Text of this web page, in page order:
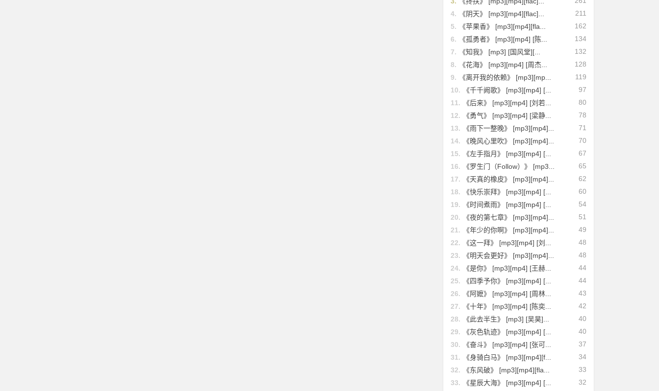
211
4.
《阴天》 [mp3][mp4][flac]...
162
5.
《苹果香》 [mp3][mp4][fla...
134
6.
《孤勇者》 [mp3][mp4] [陈...
132
7.
《知我》 [mp3] [国风堂][...
128
8.
《花海》 [mp3][mp4] [周杰...
119
9.
《离开我的依赖》 [mp3][mp...
97
10.
《千千阙歌》 [mp3][mp4] [...
80
11.
《后来》 [mp3][mp4] [刘若...
78
12.
《勇气》 [mp3][mp4] [梁静...
71
13.
《雨下一整晚》 [mp3][mp4]...
70
14.
《晚风心里吹》 [mp3][mp4]...
67
15.
《左手指月》 [mp3][mp4] [...
65
16.
《罗生门（Follow）》 [mp3...
62
17.
《天真的橡皮》 [mp3][mp4]...
60
18.
《快乐崇拜》 [mp3][mp4] [...
54
19.
《时间煮雨》 [mp3][mp4] [...
51
20.
《夜的第七章》 [mp3][mp4]...
49
21.
《年少的你啊》 [mp3][mp4]...
48
22.
《这一拜》 [mp3][mp4] [刘...
48
23.
《明天会更好》 [mp3][mp4]...
44
24.
《是你》 [mp3][mp4] [王赫...
44
25.
《四季予你》 [mp3][mp4] [...
43
26.
《阿嬷》 [mp3][mp4] [周林...
42
27.
《十年》 [mp3][mp4] [陈奕...
40
28.
《此去半生》 [mp3] [吴昊]...
40
29.
《灰色轨迹》 [mp3][mp4] [...
37
30.
《奋斗》 [mp3][mp4] [张可...
34
31.
《身骑白马》 [mp3][mp4][f...
33
32.
《东风破》 [mp3][mp4][fla...
32
33. 《星辰大海》 [mp3][mp4] [...